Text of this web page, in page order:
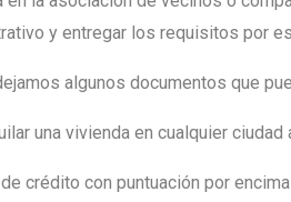
y entregar los requisitos por
algunos documentos que
una vivienda en cualquier
crédito con puntuación por